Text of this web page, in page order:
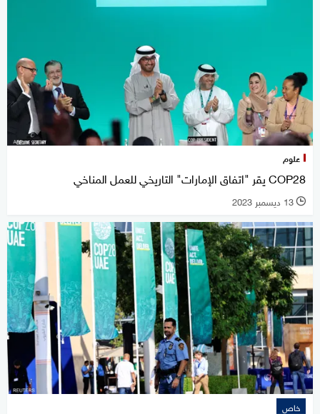
علوم
COP28 يقر "اتفاق الإمارات" التاريخي للعمل المناخي
l 13 ديسمبر 2023
خاص